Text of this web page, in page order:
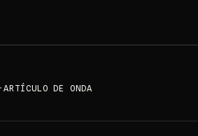
· ARTÍCULO DE ONDA